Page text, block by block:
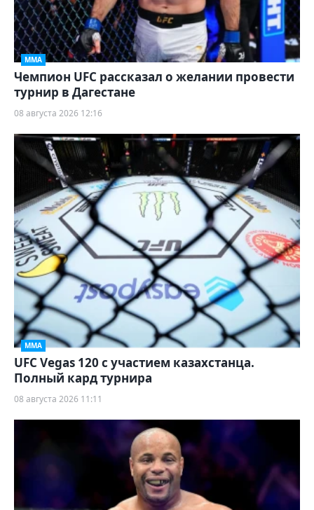
ММА
Чемпион UFC рассказал о желании провести
турнир в Дагестане
08 августа 2026 12:16
ММА
UFC Vegas 120 с участием казахстанца.
Полный кард турнира
08 августа 2026 11:11